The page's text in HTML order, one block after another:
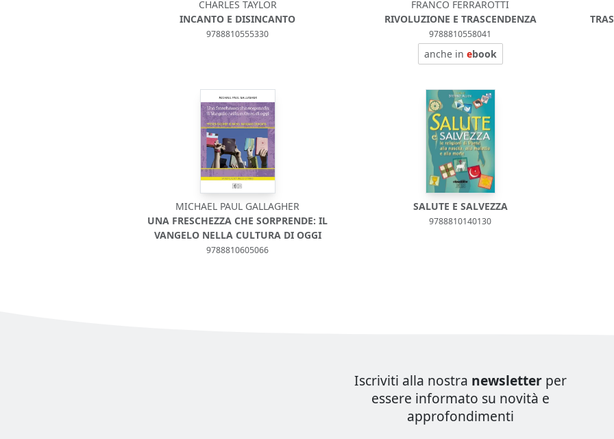
CHARLES TAYLOR
INCANTO E DISINCANTO
9788810555330
FRANCO FERRAROTTI
RIVOLUZIONE E TRASCENDENZA
9788810558041
anche in ebook
MICHAEL PAUL GALLAGHER
UNA FRESCHEZZA CHE SORPRENDE: IL
VANGELO NELLA CULTURA DI OGGI
9788810605066
SALUTE E SALVEZZA
9788810140130
Iscriviti alla nostra newsletter per
essere informato su novità e
approfondimenti